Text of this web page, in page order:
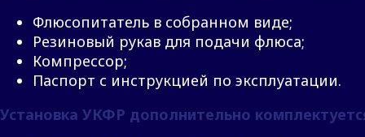
Флюсопитатель в собранном виде;
Резиновый рукав для подачи флюса;
Компрессор;
Паспорт с инструкцией по эксплуатации.
Установка УКФР дополнительно